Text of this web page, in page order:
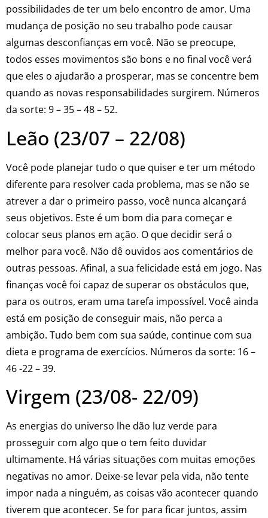
possibilidades de ter um belo encontro de amor. Uma
mudança de posição no seu trabalho pode causar
algumas desconfianças em você. Não se preocupe,
todos esses movimentos são bons e no final você verá
que eles o ajudarão a prosperar, mas se concentre bem
quando as novas responsabilidades surgirem. Números
da sorte: 9 – 35 – 48 – 52.
Leão (23/07 – 22/08)
Você pode planejar tudo o que quiser e ter um método
diferente para resolver cada problema, mas se não se
atrever a dar o primeiro passo, você nunca alcançará
seus objetivos. Este é um bom dia para começar e
colocar seus planos em ação. O que decidir será o
melhor para você. Não dê ouvidos aos comentários de
outras pessoas. Afinal, a sua felicidade está em jogo. Nas
finanças você foi capaz de superar os obstáculos que,
para os outros, eram uma tarefa impossível. Você ainda
está em posição de conseguir mais, não perca a
ambição. Tudo bem com sua saúde, continue com sua
dieta e programa de exercícios. Números da sorte: 16 –
46 -22 – 39.
Virgem (23/08- 22/09)
As energias do universo lhe dão luz verde para
prosseguir com algo que o tem feito duvidar
ultimamente. Há várias situações com muitas emoções
negativas no amor. Deixe-se levar pela vida, não tente
impor nada a ninguém, as coisas vão acontecer quando
tiverem que acontecer. Se for para ficar juntos, assim